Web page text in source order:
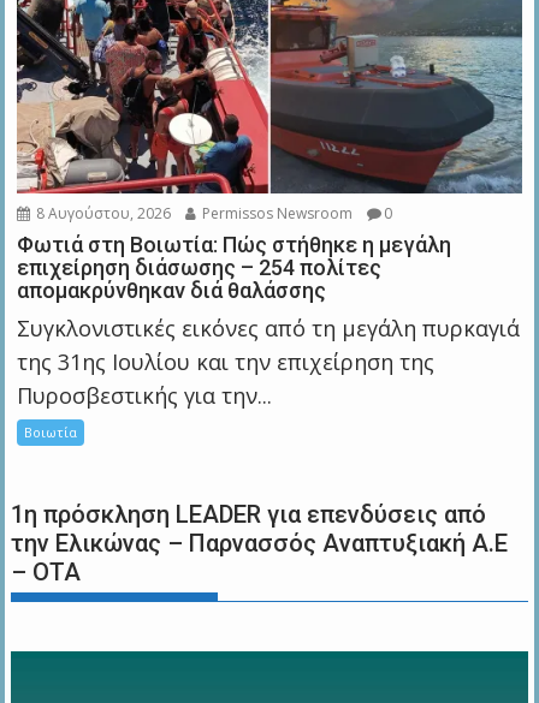
8 Αυγούστου, 2026 Permissos Newsroom 0
Φωτιά στη Βοιωτία: Πώς στήθηκε η μεγάλη
επιχείρηση διάσωσης – 254 πολίτες
απομακρύνθηκαν διά θαλάσσης
Συγκλονιστικές εικόνες από τη μεγάλη πυρκαγιά
της 31ης Ιουλίου και την επιχείρηση της
Πυροσβεστικής για την...
Βοιωτία
1η πρόσκληση LEADER για επενδύσεις από
την Ελικώνας – Παρνασσός Αναπτυξιακή Α.Ε
– ΟΤΑ